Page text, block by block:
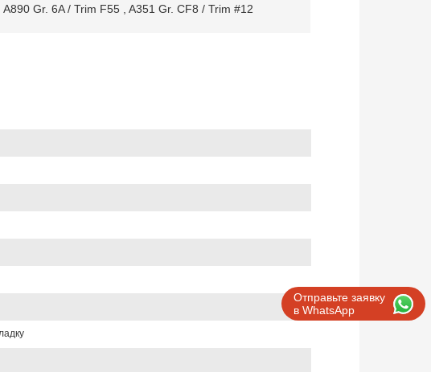
Отправьте заявку
в WhatsApp
A890 Gr. 6A / Trim F55, A351 Gr. CF8 / Trim #12